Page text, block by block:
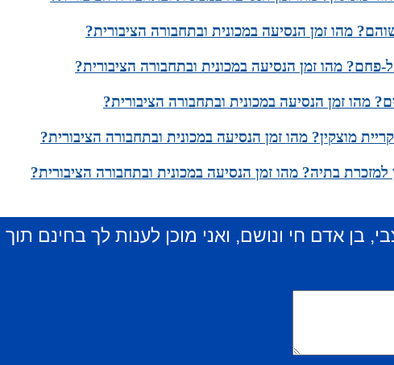
מהו זמן הנסיעה במכונית ובתחבורה הציבורית?
פחם? מהו זמן הנסיעה במכונית ובתחבורה הציבורית?
מהו זמן הנסיעה במכונית ובתחבורה הציבורית?
מוצקין? מהו זמן הנסיעה במכונית ובתחבורה הציבורית?
למזכרת בתיה? מהו זמן הנסיעה במכונית ובתחבורה הציבורית?
בן אדם חי ונושם, ואני מוכן לענות לך בחינם